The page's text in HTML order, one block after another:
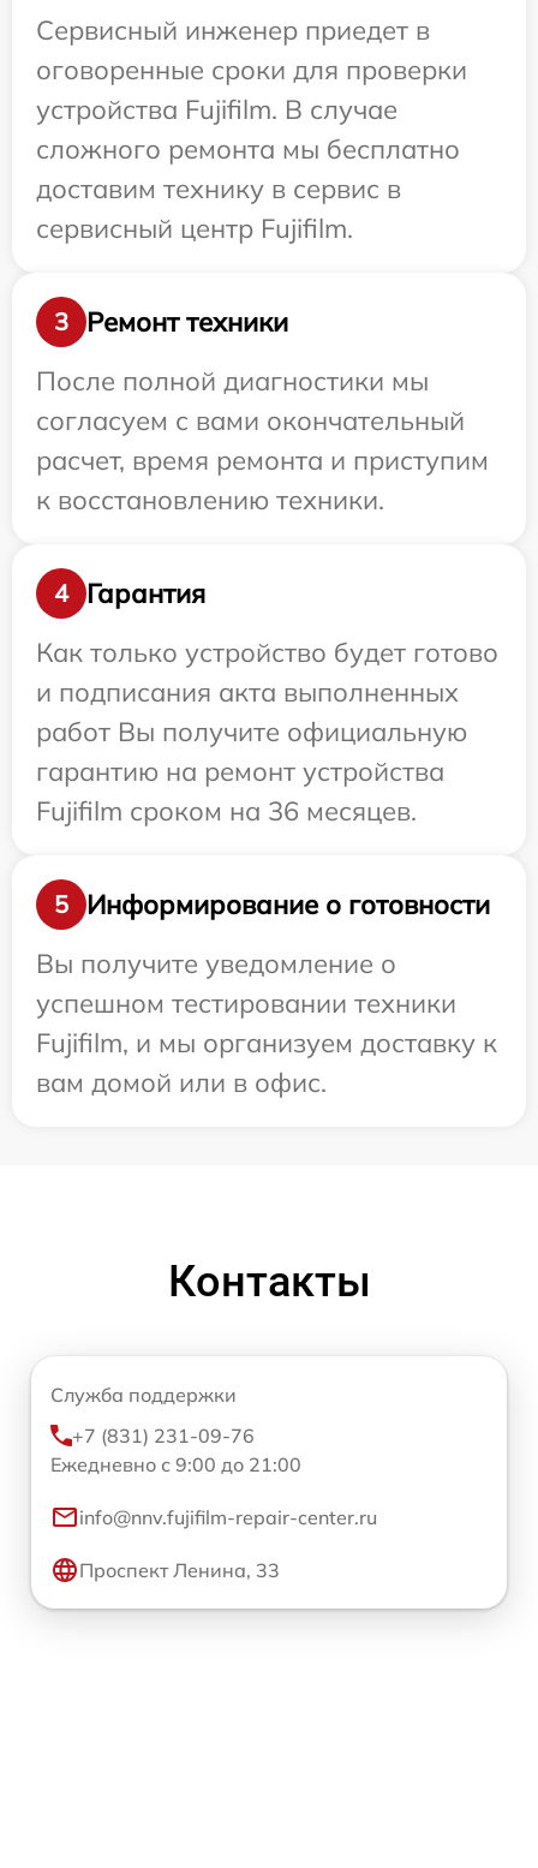
Сервисный инженер приедет в
оговоренные сроки для проверки
устройства Fujifilm. В случае
сложного ремонта мы бесплатно
доставим технику в сервис в
сервисный центр Fujifilm.
3
Ремонт техники
После полной диагностики мы
согласуем с вами окончательный
расчет, время ремонта и приступим
к восстановлению техники.
4
Гарантия
Как только устройство будет готово
и подписания акта выполненных
работ Вы получите официальную
гарантию на ремонт устройства
Fujifilm сроком на 36 месяцев.
5
Информирование о готовности
Вы получите уведомление о
успешном тестировании техники
Fujifilm, и мы организуем доставку к
вам домой или в офис.
Контакты
Служба поддержки
+7 (831) 231-09-76
Ежедневно с 9:00 до 21:00
info@nnv.fujifilm-repair-center.ru
Проспект Ленина, 33